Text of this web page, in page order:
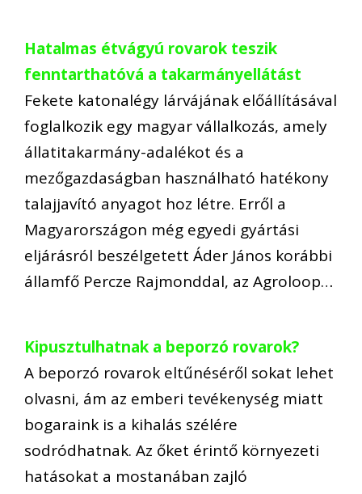
Hatalmas étvágyú rovarok teszik
fenntarthatóvá a takarmányellátást
Fekete katonalégy lárvájának előállításával
foglalkozik egy magyar vállalkozás, amely
állatitakarmány-adalékot és a
mezőgazdaságban használható hatékony
talajjavító anyagot hoz létre. Erről a
Magyarországon még egyedi gyártási
eljárásról beszélgetett Áder János korábbi
államfő Percze Rajmonddal, az Agroloop…
Kipusztulhatnak a beporzó rovarok?
A beporzó rovarok eltűnéséről sokat lehet
olvasni, ám az emberi tevékenység miatt
bogaraink is a kihalás szélére
sodródhatnak. Az őket érintő környezeti
hatásokat a mostanában zajló